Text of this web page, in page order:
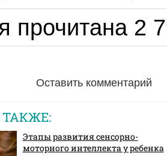
прочитана 2
Оставить комментарий
Этапы развития сенсорно-
моторного интеллекта у ребенка